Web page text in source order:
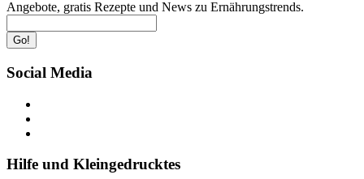
Angebote, gratis Rezepte und News zu Ernährungstrends.
Go!
Social Media
Hilfe und Kleingedrucktes